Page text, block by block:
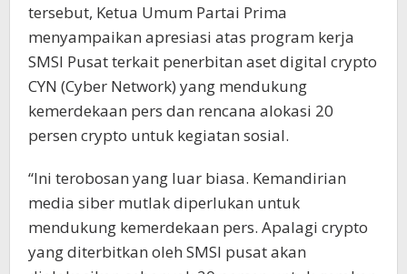
tersebut, Ketua Umum Partai Prima
menyampaikan apresiasi atas program kerja
SMSI Pusat terkait penerbitan aset digital crypto
CYN (Cyber Network) yang mendukung
kemerdekaan pers dan rencana alokasi 20
persen crypto untuk kegiatan sosial.
“Ini terobosan yang luar biasa. Kemandirian
media siber mutlak diperlukan untuk
mendukung kemerdekaan pers. Apalagi crypto
yang diterbitkan oleh SMSI pusat akan